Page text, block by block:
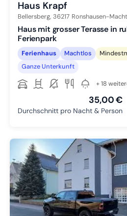
Haus Krapf
Bellersberg, 36217 Ronshausen-
Haus mit grosser Terasse in
Ferienpark
Ferienhaus Machtlos
Ganze Unterkunft
+ 18
35,00 €
Durchschnitt pro Nacht & Person